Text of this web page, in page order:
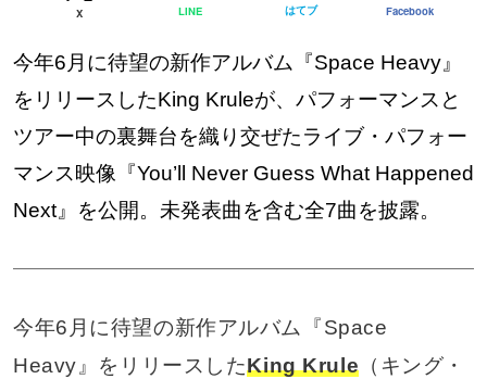
X LINE はてブ Facebook
今年6月に待望の新作アルバム『Space Heavy』
をリリースしたKing Kruleが、パフォーマンスと
ツアー中の裏舞台を織り交ぜたライブ・パフォー
マンス映像『You’ll Never Guess What Happened
Next』を公開。未発表曲を含む全7曲を披露。
今年6月に待望の新作アルバム『Space
Heavy』をリリースしたKing Krule （キング・